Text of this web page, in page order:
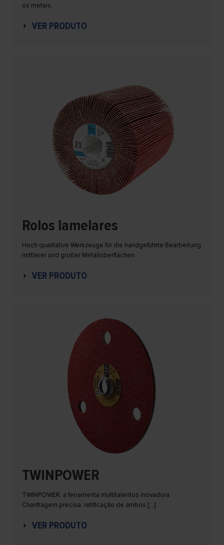
os metais.
VER PRODUTO
Rolos lamelares
Hoch qualitative Werkzeuge für die handgeführte Bearbeitung
mittlerer und großer Metalloberflächen.
VER PRODUTO
TWINPOWER
TWINPOWER, a ferramenta multitalentos inovadora
Chanfragem precisa, retificação de ambos […]
VER PRODUTO